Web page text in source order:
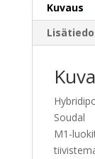
Kuvaus
Soudal
M1-